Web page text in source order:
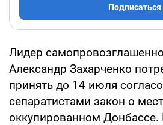
Подписаться
Лидер
Александр Захарченко
принять до 14 июля
сепаратистами закон о
оккупированном